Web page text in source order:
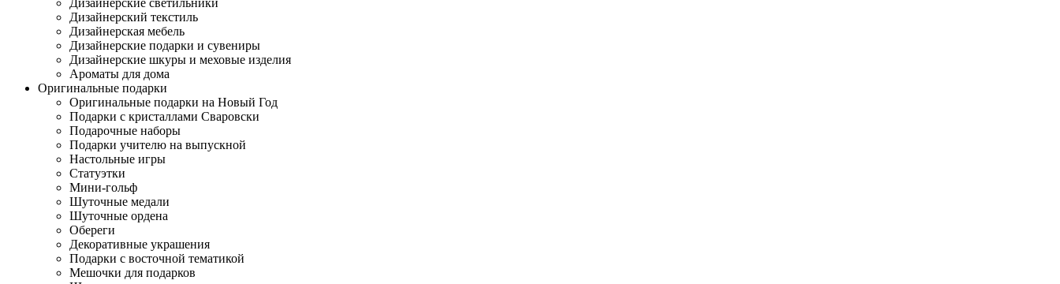
Дизайнерские светильники
Дизайнерский текстиль
Дизайнерская мебель
Дизайнерские подарки и сувениры
Дизайнерские шкуры и меховые изделия
Ароматы для дома
Оригинальные подарки
Оригинальные подарки на Новый Год
Подарки с кристаллами Сваровски
Подарочные наборы
Подарки учителю на выпускной
Настольные игры
Статуэтки
Мини-гольф
Шуточные медали
Шуточные ордена
Обереги
Декоративные украшения
Подарки с восточной тематикой
Мешочки для подарков